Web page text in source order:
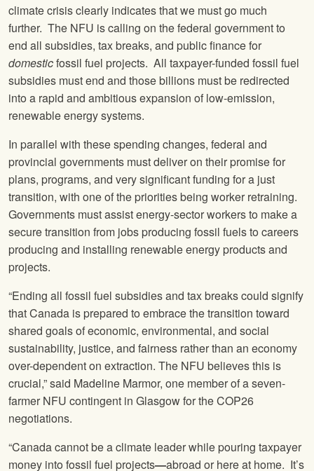
climate crisis clearly indicates that we must go much
further. The NFU is calling on the federal government to
end all subsidies, tax breaks, and public finance for
domesticfossil fuel projects. All taxpayer-funded fossil fuel
subsidies must end and those billions must be redirected
into a rapid and ambitious expansion of low-emission,
renewable energy systems.
In parallel with these spending changes, federal and
provincial governments must deliver on their promise for
plans, programs, and very significant funding for a just
transition, with one of the priorities being worker retraining.
Governments must assist energy-sector workers to make a
secure transition from jobs producing fossil fuels to careers
producing and installing renewable energy products and
projects.
“Ending all fossil fuel subsidies and tax breaks could signify
that Canada is prepared to embrace the transition toward
shared goals of economic, environmental, and social
sustainability, justice, and fairness rather than an economy
over-dependent on extraction. The NFU believes this is
crucial,” said Madeline Marmor, one member of a seven-
farmer NFU contingent in Glasgow for the COP26
negotiations.
“Canada cannot be a climate leader while pouring taxpayer
money into fossil fuel projects—abroad or here at home. It’s